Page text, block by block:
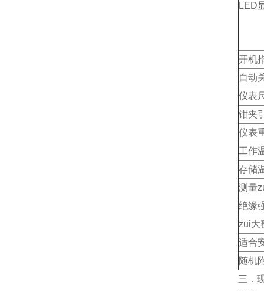
LED
开机
自动
仪表
钳夹
仪表
工作
存储
测量
绝缘
zui大
适合
随机
三．